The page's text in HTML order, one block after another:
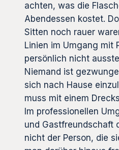
achten, was die
Abendessen kostet.
Sitten noch rauer
Linien im Umgang mit
persönlich nicht
Niemand ist
sich nach Hause
muss mit einem
Im professionellen
und Gastfreundschaft
nicht der Person, die